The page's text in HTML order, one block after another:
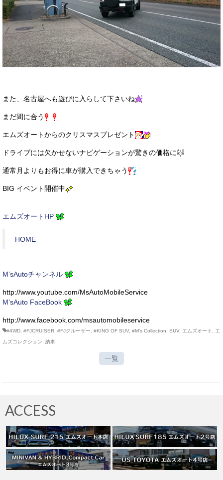
また、名古屋へも遊びに入らして下さいね
まだ間に合う
エムズオートからのクリスマスプレゼント
ドライブには欠かせないナビゲーションが驚きの価格に
通常月よりもお得に車が購入できちゃう
BIG イベント開催中
エムズオートHP
HOME
M’sAutoチャンネル
http://www.youtube.com/MsAutoMobileService
M’sAuto FaceBook
http://www.facebook.com/msautomobileservice
#4WD #FJCRUISER #FJクルーザー #KING OF SUV, #M’s Collection SUV, エムズオート
エ
ムズコレクション
納車
一覧
ACCESS